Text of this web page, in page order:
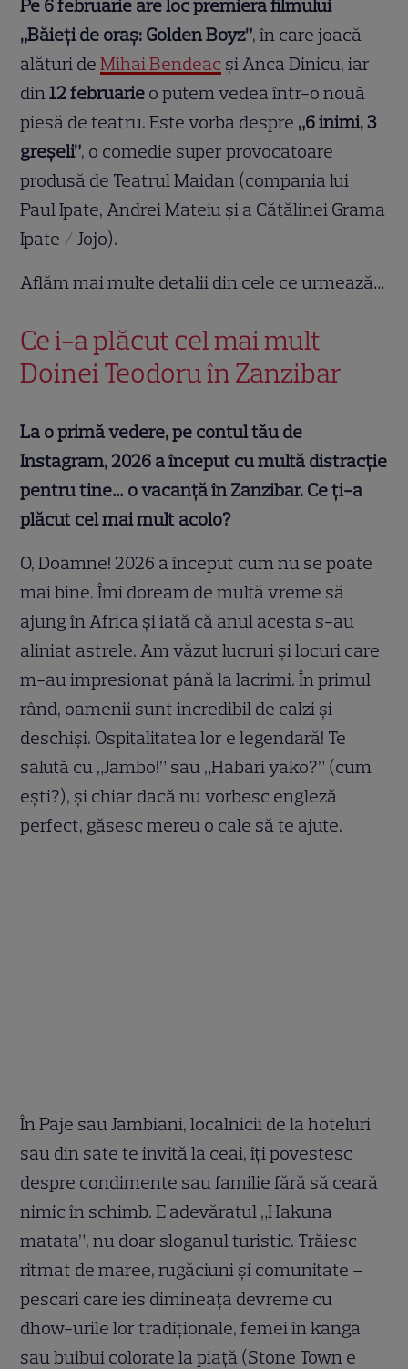
Pe 6 februarie are loc premiera filmului
„Băieți de oraș: Golden Boyz”, în care joacă
alături deMihai Bendeac și Anca Dinicu, iar
din12 februarie o putem vedea într-o nouă
piesă de teatru. Este vorba despre „6 inimi, 3
greșeli”, o comedie super provocatoare
produsă de Teatrul Maidan (compania lui
Paul Ipate, Andrei Mateiu și a Cătălinei Grama
Ipate / Jojo).
Aflăm mai multe detalii din cele ce urmează…
Ce i-a plăcut cel mai mult
Doinei Teodoru în Zanzibar
La o primă vedere, pe contul tău de
Instagram, 2026 a început cu multă distracție
pentru tine… o vacanță în Zanzibar. Ce ți-a
plăcut cel mai mult acolo?
O, Doamne! 2026 a început cum nu se poate
mai bine. Îmi doream de multă vreme să
ajung în Africa și iată că anul acesta s-au
aliniat astrele. Am văzut lucruri și locuri care
m-au impresionat până la lacrimi. În primul
rând, oamenii sunt incredibil de calzi și
deschiși. Ospitalitatea lor e legendară! Te
salută cu „Jambo!” sau „Habari yako?” (cum
ești?), și chiar dacă nu vorbesc engleză
perfect, găsesc mereu o cale să te ajute.
În Paje sau Jambiani, localnicii de la hoteluri
sau din sate te invită la ceai, îți povestesc
despre condimente sau familie fără să ceară
nimic în schimb. E adevăratul „Hakuna
matata”, nu doar sloganul turistic. Trăiesc
ritmat de maree, rugăciuni și comunitate –
pescari care ies dimineața devreme cu
dhow-urile lor tradiționale, femei în kanga
sau buibui colorate la piață (Stone Town e